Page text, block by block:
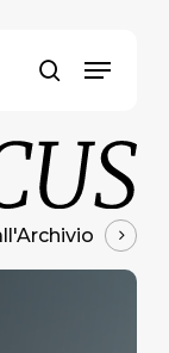
search
Menu